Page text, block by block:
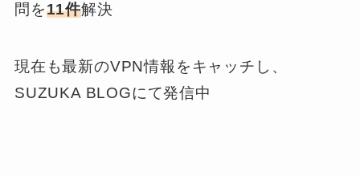
問を11件解決
現在も最新のVPN情報をキャッチし、
SUZUKA BLOGにて発信中